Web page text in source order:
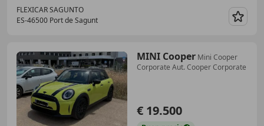
FLEXICAR SAGUNTO
ES-46500 Port de Sagunt
MINI Cooper Mini Cooper
Corporate Aut. Cooper Corporate
€ 19.500